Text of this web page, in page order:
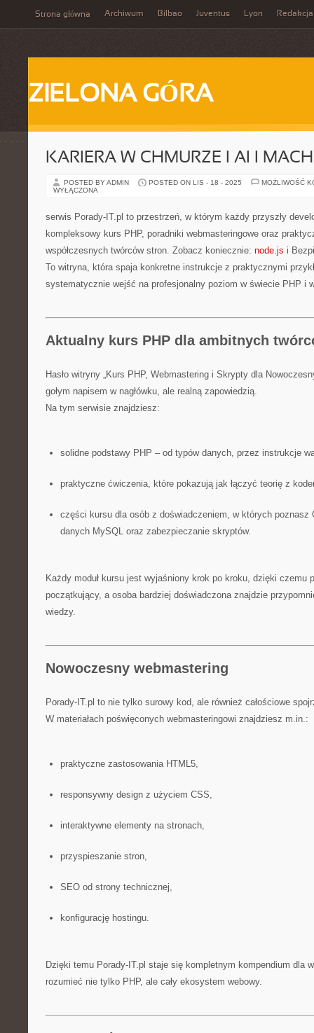
Strona główna Archiwum Bilbao Juventus Lyon Redakcja
ZIELONA GÓRA
KARIERA W CHMURZE I AI I
POSTED BY ADMIN POSTED ON LIS - 18 - 2025
MOŻLIWOŚĆ
WYŁĄCZONA
serwis Porady-IT.pl to przestrzeń, w którym każdy przyszły
kompleksowy kurs PHP, poradniki webmasteringowe oraz
współczesnych twórców stron. Zobacz koniecznie: node.js i
To witryna, która spaja konkretne instrukcje z praktycznymi
systematycznie wejść na profesjonalny poziom w świecie PHP i
Aktualny kurs PHP dla ambitnych
Hasło witryny „Kurs PHP, Webmastering i Skrypty dla
gołym napisem w nagłówku, ale realną zapowiedzią.
Na tym serwisie znajdziesz:
solidne podstawy PHP – od typów danych, przez instrukcje
praktyczne ćwiczenia, które pokazują jak łączyć teorię z
części kursu dla osób z doświadczeniem, w których poznasz
danych MySQL oraz zabezpieczanie skryptów.
Każdy moduł kursu jest wyjaśniony krok po kroku, dzięki czemu
początkujący, a osoba bardziej doświadczona znajdzie
wiedzy.
Nowoczesny webmastering
Porady-IT.pl to nie tylko surowy kod, ale również całościowe
W materiałach poświęconych webmasteringowi znajdziesz m.in.:
praktyczne zastosowania HTML5,
responsywny design z użyciem CSS,
interaktywne elementy na stronach,
przyspieszanie stron,
SEO od strony technicznej,
konfigurację hostingu.
Dzięki temu Porady-IT.pl staje się kompletnym kompendium dla
rozumieć nie tylko PHP, ale cały ekosystem webowy.